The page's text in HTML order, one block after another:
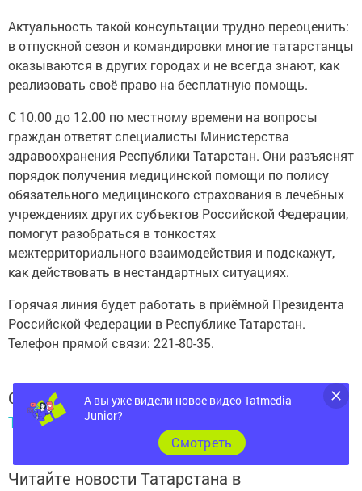
Актуальность такой консультации трудно переоценить:
в отпускной сезон и командировки многие татарстанцы
оказываются в других городах и не всегда знают, как
реализовать своё право на бесплатную помощь.
С 10.00 до 12.00 по местному времени на вопросы
граждан ответят специалисты Министерства
здравоохранения Республики Татарстан. Они разъяснят
порядок получения медицинской помощи по полису
обязательного медицинского страхования в лечебных
учреждениях других субъектов Российской Федерации,
помогут разобраться в тонкостях
межтерриториального взаимодействия и подскажут,
как действовать в нестандартных ситуациях.
Горячая линия будет работать в приёмной Президента
Российской Федерации в Республике Татарстан.
Телефон прямой связи: 221-80-35.
Следите за самым важным и интересным в
Telegram-канале
Читайте новости Татарстана в
А вы уже видели новое видео Tatmedia
Junior?
Cмотреть